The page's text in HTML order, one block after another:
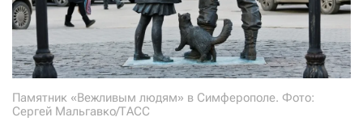
Памятник «Вежливым людям» в Симферополе. Фото:
Сергей Мальгавко/ТАСС